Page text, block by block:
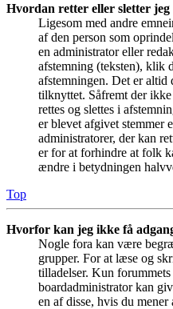
Hvordan retter eller sletter jeg
Ligesom med andre
af den person som
en administrator eller
afstemning (teksten), klik
afstemningen. Det er altid
tilknyttet. Såfremt der
rettes og slettes i
er blevet afgivet stemmer
administratorer, der kan
er for at forhindre at folk
ændre i betydningen
Top
Hvorfor kan jeg ikke få
Nogle fora kan være
grupper. For at læse og
tilladelser. Kun
boardadministrator kan
en af disse, hvis du